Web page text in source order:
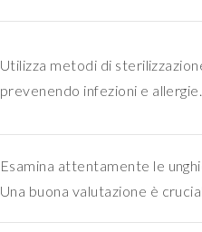
Utilizza metodi di
prevenendo infezioni e allergie.
Esamina attentamente le
Una buona valutazione è